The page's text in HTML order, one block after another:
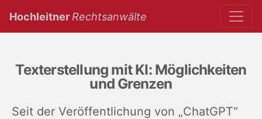
Hochleitner Rechtsanwälte
Texterstellung mit KI: Möglichkeiten
und Grenzen
Seit der Veröffentlichung von „ChatGPT“